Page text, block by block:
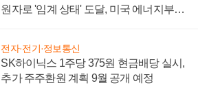
원자로 '임계 상태' 도달, 미국 에너지부
전자·전기·정보통신
SK하이닉스 1주당 375원 현금배당 실시,
추가 주주환원 계획 9월 공개 예정